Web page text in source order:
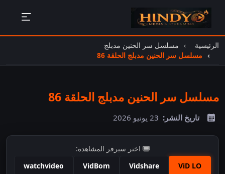
الرئيسية
مسلسل سر الحنين مدبلج
مسلسل سر الحنين مدبلج الحلقة 86
مسلسل سر الحنين مدبلج الحلقة 86
تاريخ النشر: 23 يونيو 2026
اختر سيرفر المشاهدة:
ViD LO
Vidshare
VidBom
watchvideo